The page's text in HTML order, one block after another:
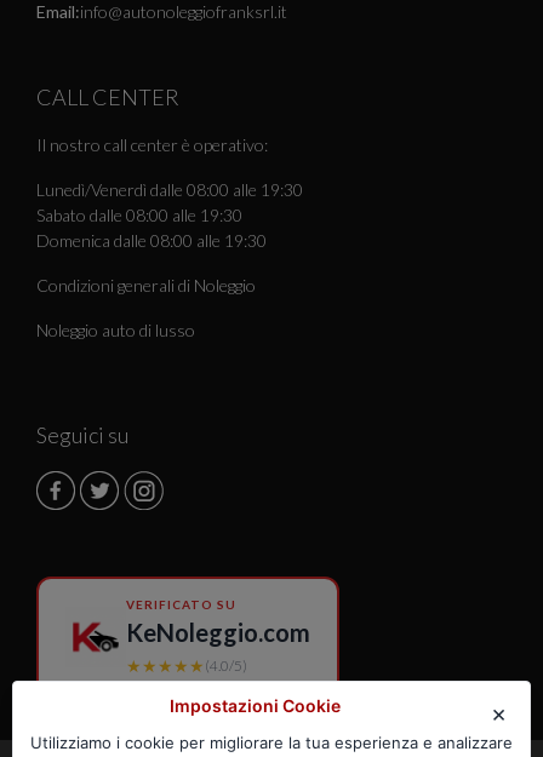
Email:info@autonoleggiofranksrl.it
CALL CENTER
Il nostro call center è operativo:
Lunedì/Venerdì dalle 08:00 alle 19:30
Sabato dalle 08:00 alle 19:30
Domenica dalle 08:00 alle 19:30
Condizioni generali di Noleggio
Noleggio auto di lusso
Seguici su
VERIFICATO SU
KeNoleggio.com
★★★★★ (4.0/5)
Impostazioni Cookie ×
Utilizziamo i cookie per migliorare la tua esperienza e analizzare